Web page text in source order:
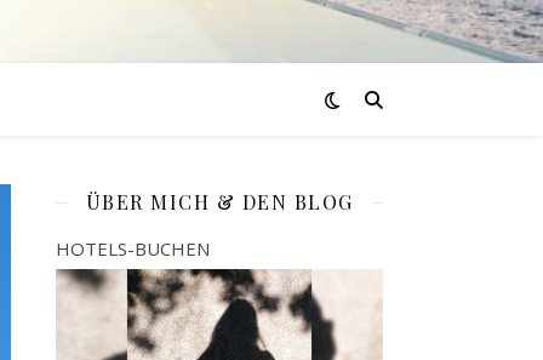
ÜBER MICH & DEN BLOG
HOTELS-BUCHEN